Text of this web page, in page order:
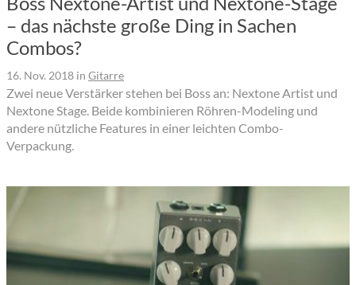
– das nächste große Ding in Sachen
Combos?
16. Nov. 2018 in Gitarre
Zwei neue Verstärker stehen bei Boss an: Nextone Artist und
Nextone Stage. Beide kombinieren Röhren-Modeling und
andere nützliche Features in einer leichten Combo-
Verpackung.